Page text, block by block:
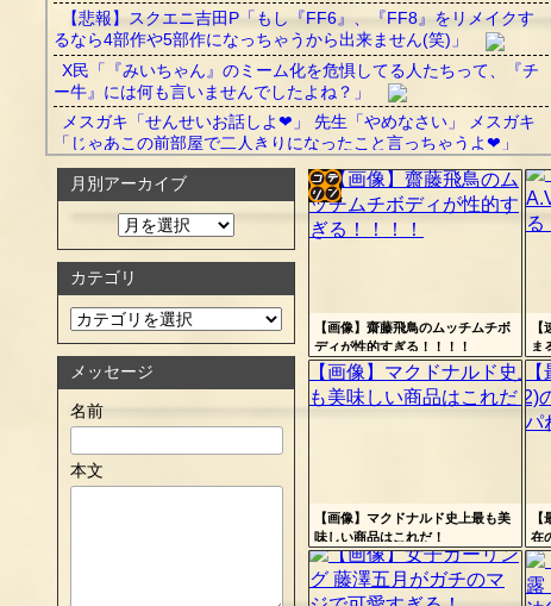
【悲報】スクエニ吉田P「もし『FF6』、『FF8』をリメイクす
るなら4部作や5部作になっちゃうから出来ません(笑)」
X民「『みいちゃん』のミーム化を危惧してる人たちって、『チ
ー牛』には何も言いませんでしたよね？」
メスガキ「せんせいお話しよ❤」 先生「やめなさい」 メスガキ
「じゃあこの前部屋で二人きりになったこと言っちゃうよ❤」
【悲報】日本女さん、今度は「働きたくない、主婦になりたい」
【動画】女の子が一瞬でメロつく男がコレｗｗｗ
【画像】齋藤飛鳥のムッチムチボ
ディが性的すぎる！！！！
ま
【画像】マクドナルド史上最も美
味しい商品はこれだ！
在
え
コテ
定リ
ンク
自動
月別アーカイブ
カテゴリ
メッセージ
名前
本文